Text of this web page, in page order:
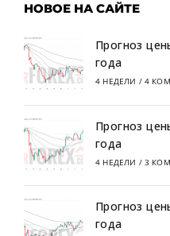
НОВОЕ НА САЙТЕ
Прогноз
года
4 НЕДЕЛИ / 4
Прогноз
года
4 НЕДЕЛИ / 3
Прогноз
года